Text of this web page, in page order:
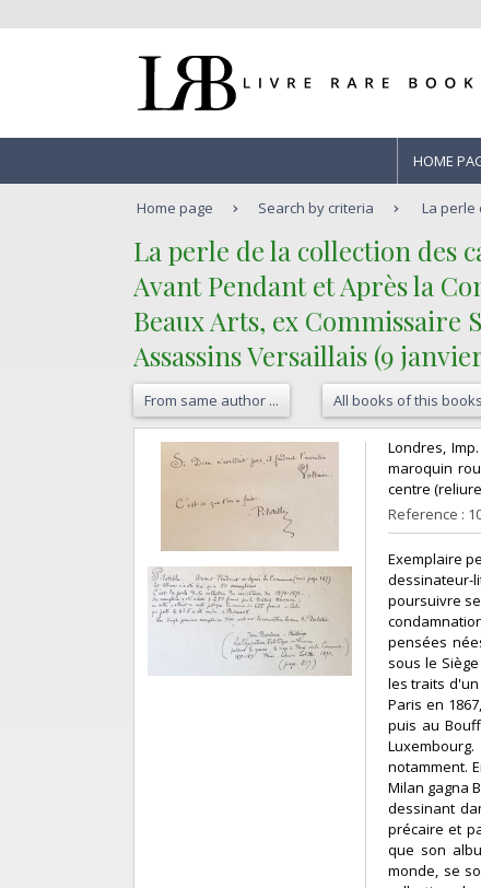
HOME
Home page Search by criteria La perle
‎La perle de la collection des
‎Avant Pendant et Après la
Beaux Arts, ex Commissaire
Assassins Versaillais (9 janvier
From same author ... All books of this
‎Londres,
maroquin
centre
Reference :
‎Exemplaire
dessinateur-
poursuivre
pensées
sous le
les traits
Paris en
puis au
notamment.
Milan gagna
dessinant
précaire et
que son
monde, se